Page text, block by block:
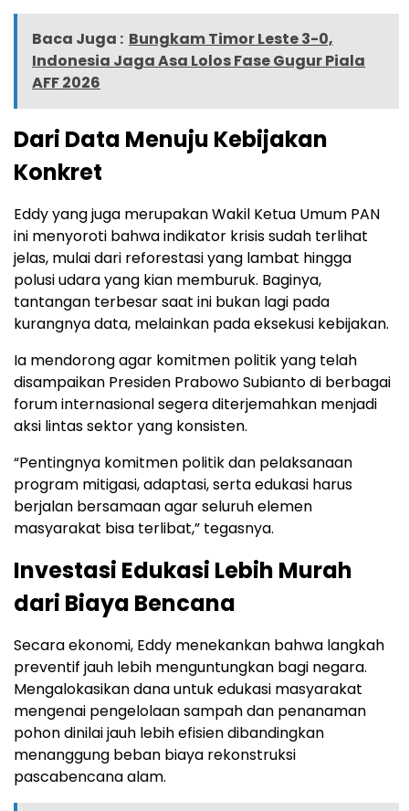
Baca Juga : Bungkam Timor Leste 3-0,
Indonesia Jaga Asa Lolos Fase Gugur Piala
AFF 2026
Dari Data Menuju Kebijakan
Konkret
Eddy yang juga merupakan Wakil Ketua Umum PAN
ini menyoroti bahwa indikator krisis sudah terlihat
jelas, mulai dari reforestasi yang lambat hingga
polusi udara yang kian memburuk. Baginya,
tantangan terbesar saat ini bukan lagi pada
kurangnya data, melainkan pada eksekusi kebijakan.
Ia mendorong agar komitmen politik yang telah
disampaikan Presiden Prabowo Subianto di berbagai
forum internasional segera diterjemahkan menjadi
aksi lintas sektor yang konsisten.
“Pentingnya komitmen politik dan pelaksanaan
program mitigasi, adaptasi, serta edukasi harus
berjalan bersamaan agar seluruh elemen
masyarakat bisa terlibat,” tegasnya.
Investasi Edukasi Lebih Murah
dari Biaya Bencana
Secara ekonomi, Eddy menekankan bahwa langkah
preventif jauh lebih menguntungkan bagi negara.
Mengalokasikan dana untuk edukasi masyarakat
mengenai pengelolaan sampah dan penanaman
pohon dinilai jauh lebih efisien dibandingkan
menanggung beban biaya rekonstruksi
pascabencana alam.